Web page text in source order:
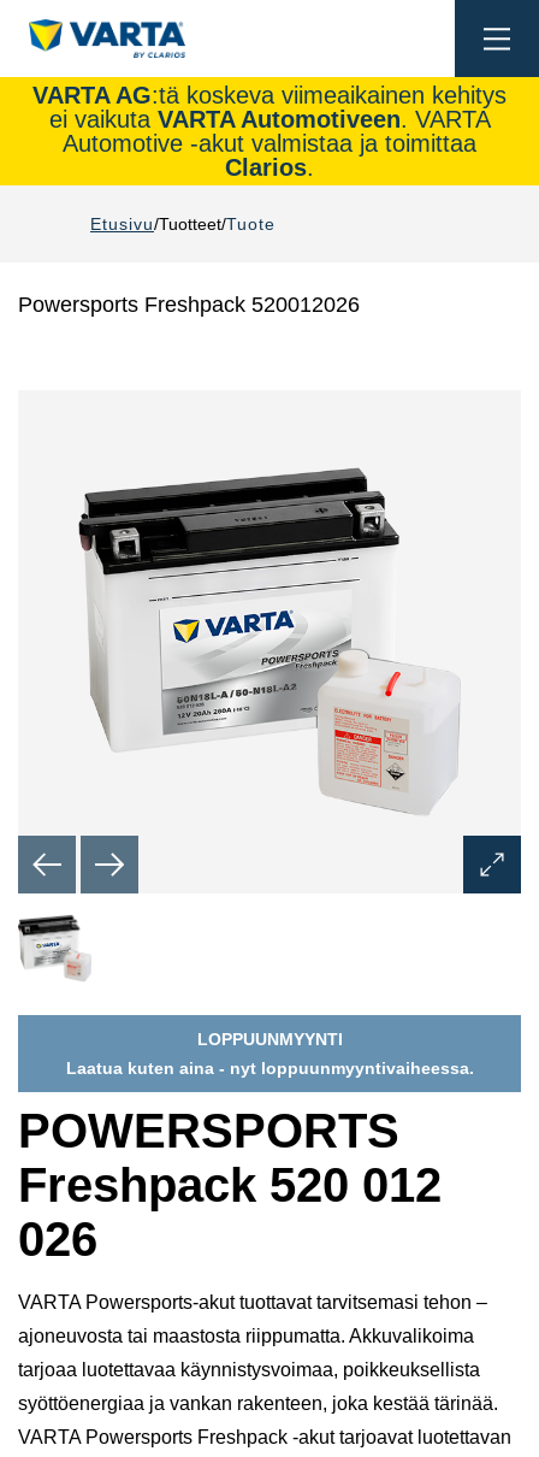
VARTA AG:tä koskeva viimeaikainen kehitys
ei vaikuta VARTA Automotiveen. VARTA
Automotive -akut valmistaa ja toimittaa
Clarios.
Etusivu Tuotteet Tuote
Powersports Freshpack 520012026
Avaa
LOPPUUNMYYNTI
Laatua kuten aina - nyt loppuunmyyntivaiheessa.
POWERSPORTS
Freshpack 520 012
026
VARTA Powersports-akut tuottavat tarvitsemasi tehon –
ajoneuvosta tai maastosta riippumatta. Akkuvalikoima
tarjoaa luotettavaa käynnistysvoimaa, poikkeuksellista
syöttöenergiaa ja vankan rakenteen, joka kestää tärinää.
VARTA Powersports Freshpack -akut tarjoavat luotettavan